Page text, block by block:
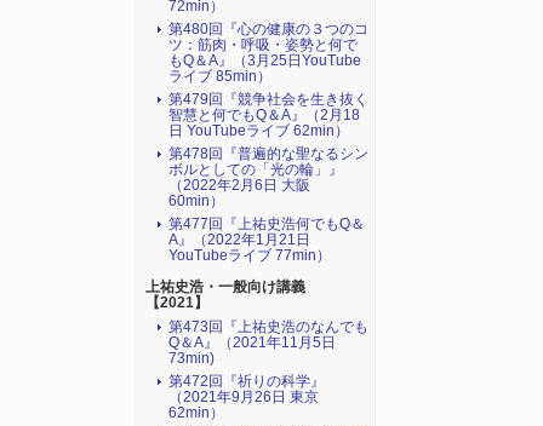
72min）
第480回『心の健康の３つのコ
ツ：筋肉・呼吸・姿勢と何で
もQ＆A』（3月25日YouTube
ライブ 85min）
第479回『競争社会を生き抜く
智慧と何でもQ＆A』（2月18
日 YouTubeライブ 62min）
第478回『普遍的な聖なるシン
ボルとしての「光の輪」』
（2022年2月6日 大阪
60min）
第477回『上祐史浩何でもQ＆
A』（2022年1月21日
YouTubeライブ 77min）
上祐史浩・一般向け講義
【2021】
第473回『上祐史浩のなんでも
Q＆A』（2021年11月5日
73min)
第472回『祈りの科学』
（2021年9月26日 東京
62min）